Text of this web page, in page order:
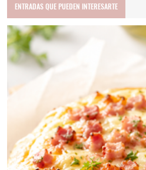
ENTRADAS QUE PUEDEN INTERESARTE